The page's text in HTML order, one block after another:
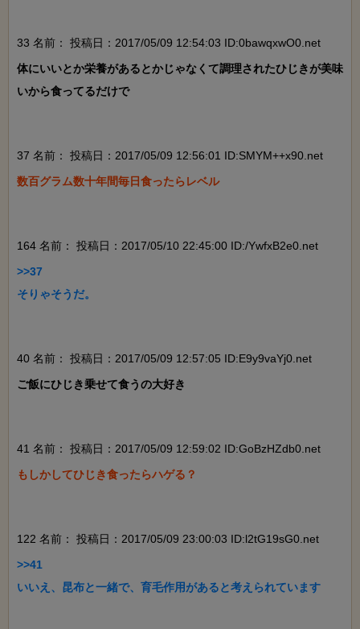
33 名前：
投稿日：2017/05/09 12:54:03 ID:0bawqxwO0.net
体にいいとか栄養があるとかじゃなくて調理されたひじきが美味
いから食ってるだけで
37 名前：
投稿日：2017/05/09 12:56:01 ID:SMYM++x90.net
数百グラム数十年間毎日食ったらレベル
164 名前：
投稿日：2017/05/10 22:45:00 ID:/YwfxB2e0.net
>>37
そりゃそうだ。
40 名前：
投稿日：2017/05/09 12:57:05 ID:E9y9vaYj0.net
ご飯にひじき乗せて食うの大好き
41 名前：
投稿日：2017/05/09 12:59:02 ID:GoBzHZdb0.net
もしかしてひじき食ったらハゲる？
122 名前：
投稿日：2017/05/09 23:00:03 ID:l2tG19sG0.net
>>41
いいえ、昆布と一緒で、育毛作用があると考えられています